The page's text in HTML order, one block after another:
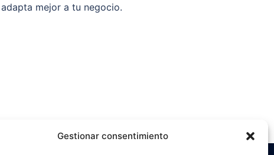
Gestionar consentimiento
adapta mejor a tu negocio.